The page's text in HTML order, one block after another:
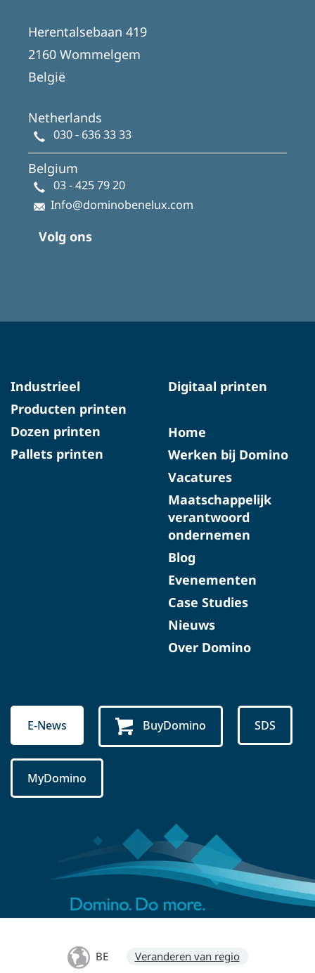
Herentalsebaan 419
2160 Wommelgem
België
Netherlands
030 - 636 33 33
Belgium
03 - 425 79 20
Info@dominobenelux.com
Volg ons
Industrieel
Producten printen
Dozen printen
Pallets printen
Digitaal printen
Home
Werken bij Domino
Vacatures
Maatschappelijk
verantwoord
ondernemen
Blog
Evenementen
Case Studies
Nieuws
Over Domino
E-News BuyDomino SDS
MyDomino
BE Veranderen van regio